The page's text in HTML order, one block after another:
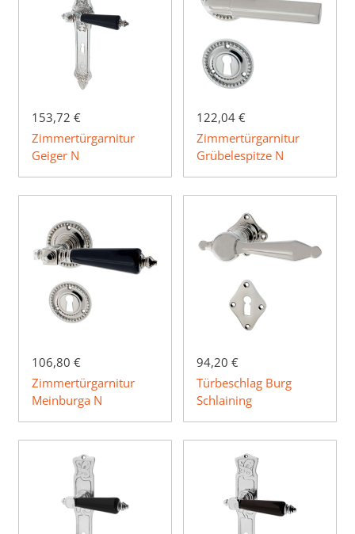
153,72 €
Zimmertürgarnitur
Geiger N
122,04 €
Zimmertürgarnitur
Grübelespitze N
106,80 €
Zimmertürgarnitur
Meinburga N
94,20 €
Türbeschlag Burg
Schlaining